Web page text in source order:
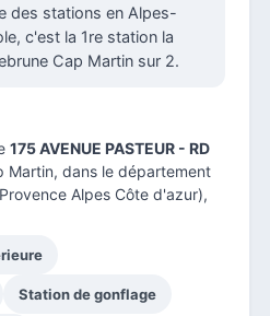
des stations en Alpes-
c'est la 1re station la
Cap Martin sur 2.
175 AVENUE PASTEUR - RD
Martin, dans le département
Alpes Côte d'azur),
Station de gonflage